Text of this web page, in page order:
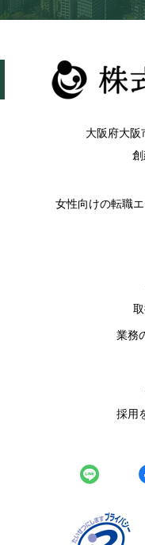
大阪府大阪
女性向けの転職
業務
採用